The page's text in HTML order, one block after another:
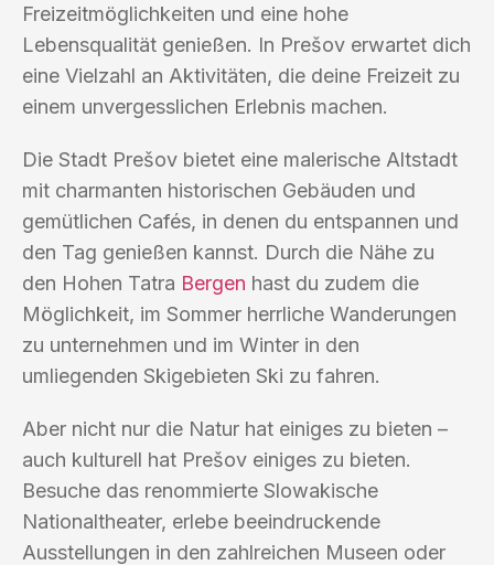
Freizeitmöglichkeiten und eine hohe
Lebensqualität genießen. In Prešov erwartet dich
eine Vielzahl an Aktivitäten, die deine Freizeit zu
einem unvergesslichen Erlebnis machen.
Die Stadt Prešov bietet eine malerische Altstadt
mit charmanten historischen Gebäuden und
gemütlichen Cafés, in denen du entspannen und
den Tag genießen kannst. Durch die Nähe zu
den Hohen Tatra Bergen hast du zudem die
Möglichkeit, im Sommer herrliche Wanderungen
zu unternehmen und im Winter in den
umliegenden Skigebieten Ski zu fahren.
Aber nicht nur die Natur hat einiges zu bieten –
auch kulturell hat Prešov einiges zu bieten.
Besuche das renommierte Slowakische
Nationaltheater, erlebe beeindruckende
Ausstellungen in den zahlreichen Museen oder